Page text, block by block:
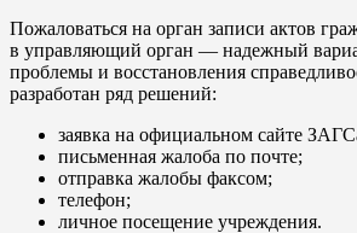
Пожаловаться на орган записи актов
в управляющий орган — надежный
проблемы и восстановления
разработан ряд решений:
заявка на официальном сайте
письменная жалоба по почте;
отправка жалобы факсом;
телефон;
личное посещение учреждения.